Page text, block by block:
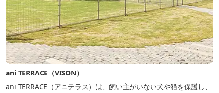
ani TERRACE（VISON）
ani TERRACE（アニテラス）は、飼い主がいない犬や猫を保護し、